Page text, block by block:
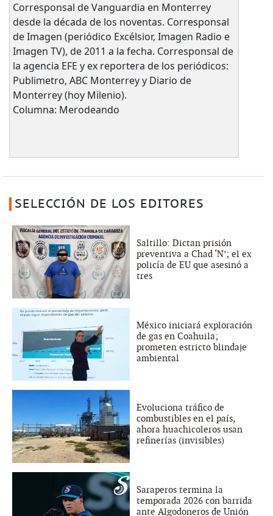
Corresponsal de Vanguardia en Monterrey
desde la década de los noventas. Corresponsal
de Imagen (periódico Excélsior, Imagen Radio e
Imagen TV), de 2011 a la fecha. Corresponsal de
la agencia EFE y ex reportera de los periódicos:
Publimetro, ABC Monterrey y Diario de
Monterrey (hoy Milenio).
Columna: Merodeando
SELECCIÓN DE LOS EDITORES
Saltillo: Dictan prisión
preventiva a Chad ‘N’; el ex
policía de EU que asesinó a
tres
México iniciará exploración
de gas en Coahuila;
prometen estricto blindaje
ambiental
Evoluciona tráfico de
combustibles en el país,
ahora huachicoleros usan
refinerías (invisibles)
Saraperos termina la
temporada 2026 con barrida
ante Algodoneros de Unión